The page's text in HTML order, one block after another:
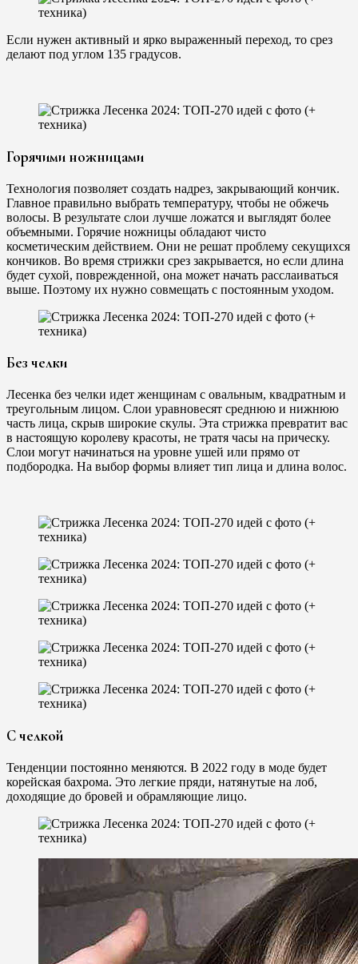
Если нужен активный и ярко выраженный переход, то срез
делают под углом 135 градусов.
Горячими ножницами
Технология позволяет создать надрез, закрывающий кончик.
Главное правильно выбрать температуру, чтобы не обжечь
волосы. В результате слои лучше ложатся и выглядят более
объемными. Горячие ножницы обладают чисто
косметическим действием. Они не решат проблему секущихся
кончиков. Во время стрижки срез закрывается, но если длина
будет сухой, поврежденной, она может начать расслаиваться
выше. Поэтому их нужно совмещать с постоянным уходом.
Без челки
Лесенка без челки идет женщинам с овальным, квадратным и
треугольным лицом. Слои уравновесят среднюю и нижнюю
часть лица, скрыв широкие скулы. Эта стрижка превратит вас
в настоящую королеву красоты, не тратя часы на прическу.
Слои могут начинаться на уровне ушей или прямо от
подбородка. На выбор формы влияет тип лица и длина волос.
С челкой
Тенденции постоянно меняются. В 2022 году в моде будет
корейская бахрома. Это легкие пряди, натянутые на лоб,
доходящие до бровей и обрамляющие лицо.